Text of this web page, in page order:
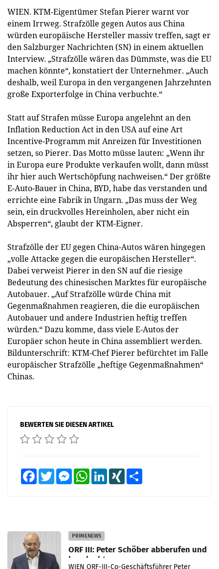
WIEN. KTM-Eigentümer Stefan Pierer warnt vor
einem Irrweg. Strafzölle gegen Autos aus China
würden europäische Hersteller massiv treffen, sagt er
den Salzburger Nachrichten (SN) in einem aktuellen
Interview. „Strafzölle wären das Dümmste, was die EU
machen könnte“, konstatiert der Unternehmer. „Auch
deshalb, weil Europa in den vergangenen Jahrzehnten
große Exporterfolge in China verbuchte.“
Statt auf Strafen müsse Europa angelehnt an den
Inflation Reduction Act in den USA auf eine Art
Incentive-Programm mit Anreizen für Investitionen
setzen, so Pierer. Das Motto müsse lauten: „Wenn ihr
in Europa eure Produkte verkaufen wollt, dann müsst
ihr hier auch Wertschöpfung nachweisen.“ Der größte
E-Auto-Bauer in China, BYD, habe das verstanden und
errichte eine Fabrik in Ungarn. „Das muss der Weg
sein, ein druckvolles Hereinholen, aber nicht ein
Absperren“, glaubt der KTM-Eigner.
Strafzölle der EU gegen China-Autos wären hingegen
„volle Attacke gegen die europäischen Hersteller“.
Dabei verweist Pierer in den SN auf die riesige
Bedeutung des chinesischen Marktes für europäische
Autobauer. „Auf Strafzölle würde China mit
Gegenmaßnahmen reagieren, die die europäischen
Autobauer und andere Industrien heftig treffen
würden.“ Dazu komme, dass viele E-Autos der
Europäer schon heute in China assembliert werden.
Bildunterschrift: KTM-Chef Pierer befürchtet im Falle
europäischer Strafzölle „heftige Gegenmaßnahmen“
Chinas.
BEWERTEN SIE DIESEN ARTIKEL
FacebookTwitter MessengerWhatsAppLinkedInXING
PRIMENEWS
ORF III: Peter Schöber abberufen und
beurlaubt
WIEN ORF-III-Co-Geschäftsführer Peter